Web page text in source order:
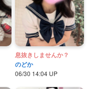
息抜きしませんか？
のどか
06/30 14:04 UP